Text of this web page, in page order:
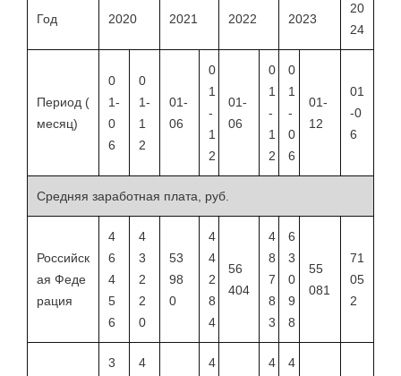
Год 2020 2021 2022 2023
20
24
Период (
месяц)
0
1-
0
6
0
1-
1
2
01-
06
0
1
-
1
2
01-
06
0
1
-
1
2
0
1
-
0
6
01-
12
01
-0
6
Средняя заработная плата, руб.
Российск
ая Феде
рация
4
6
4
5
6
4
3
2
2
0
53
98
0
4
4
2
8
4
56
404
4
8
7
8
3
6
3
0
9
8
55
081
71
05
2
3
4
4
4
4